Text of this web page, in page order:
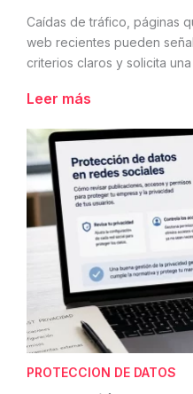
Caídas de tráfico, páginas
web recientes pueden
criterios claros y solicita
Leer más
PROTECCION DE DATOS